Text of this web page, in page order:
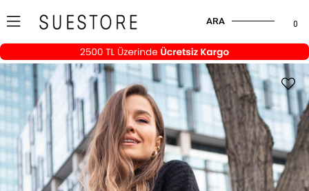
0
ARA